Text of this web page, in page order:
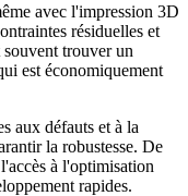
avec l'impression 3D
résiduelles et
trouver un
est économiquement
aux défauts et à la
la robustesse. De
à l'optimisation
rapides.